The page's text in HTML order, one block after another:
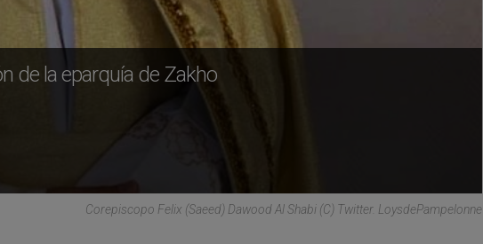
de la eparquía de Zakho
Corepiscopo Felix (Saeed) Dawood Al Shabi (C) Twitter. LoysdePampelonne